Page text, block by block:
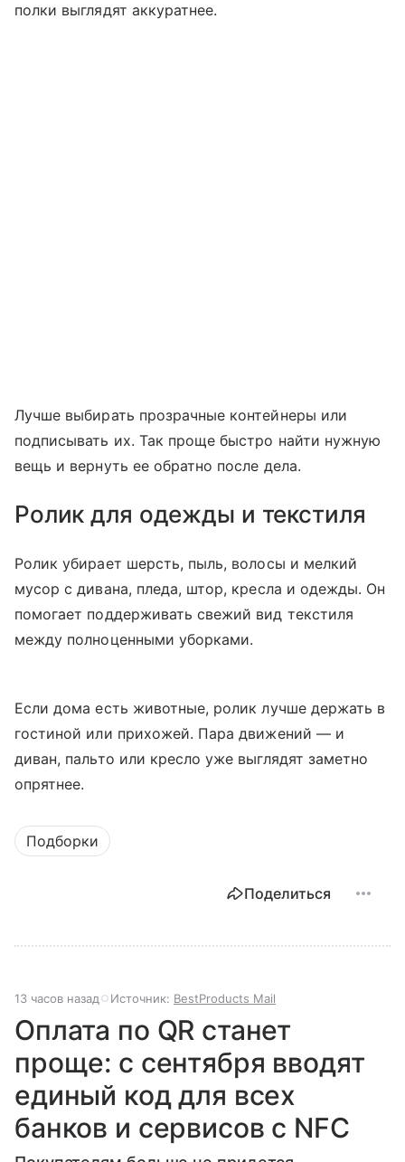
полки выглядят аккуратнее.
Лучше выбирать прозрачные контейнеры или
подписывать их. Так проще быстро найти нужную
вещь и вернуть ее обратно после дела.
Ролик для одежды и текстиля
Ролик убирает шерсть, пыль, волосы и мелкий
мусор с дивана, пледа, штор, кресла и одежды. Он
помогает поддерживать свежий вид текстиля
между полноценными уборками.
Если дома есть животные, ролик лучше держать в
гостиной или прихожей. Пара движений — и
диван, пальто или кресло уже выглядят заметно
опрятнее.
Подборки
Поделиться
13 часов назад Источник: BestProducts Mail
Оплата по QR станет
проще: с сентября вводят
единый код для всех
банков и сервисов с NFC